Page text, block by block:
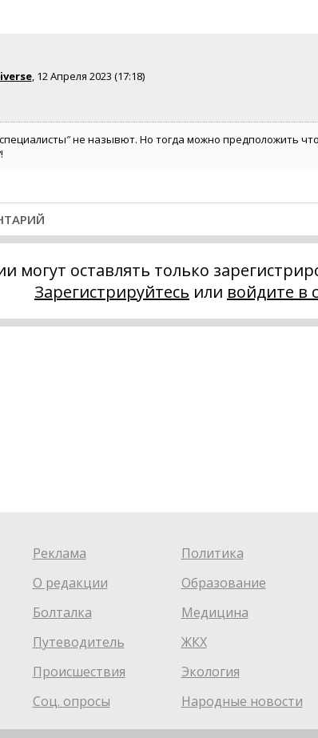
, 12 Апреля 2023 (17:18)
не назывют. Но тогда можно предположить
могут оставлять только
Зарегистрируйтесь или войдите в
Реклама
О редакции
Болталка
Путеводитель
Происшествия
Соц. опросы
Политика
Образование
Медицина
ЖКХ
Экология
Народные новости